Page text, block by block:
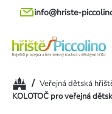
Přejít
info@hriste-
Domů/ Veřejná dětská
KOLOTOČ pro veřejná